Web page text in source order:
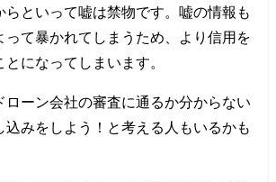
らといって嘘は禁物です。嘘の情報も
って暴かれてしまうため、より信用を
になってしまいます。
ローン会社の審査に通るか分からない
込みをしよう！と考える人もいるかも